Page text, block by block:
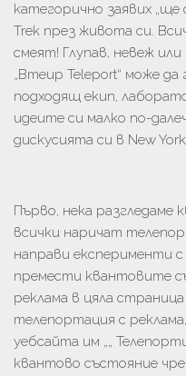
категорично заявих
Trek през живота си.
смеят! Глупав, невеж
„Bmeup Teleport“ може
подходящ екип,
идеите си малко по-
дискусията си в New
Първо, нека разгледаме
всички наричат
направи експерименти
премести квантовите
реклама в цяла
телепортация с
уебсайта им „„
квантово състояние